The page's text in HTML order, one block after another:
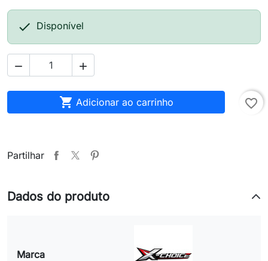
 Disponível
 
 Adicionar ao carrinho favorite_border
Partilhar
Dados do produto
Marca